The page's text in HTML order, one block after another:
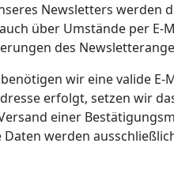
Newsletters werden
über Umstände per
des
wir eine valide
erfolgt, setzen wir
einer
werden